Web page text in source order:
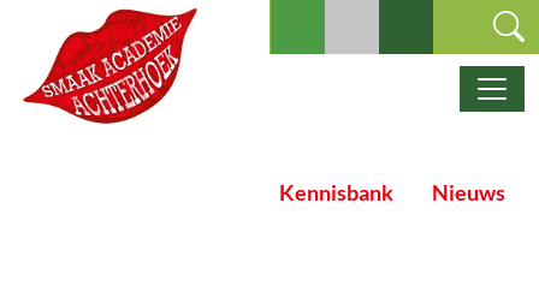
Ga naar de inhoud
Hoofdnavigatie
Kennisbank Nieuws